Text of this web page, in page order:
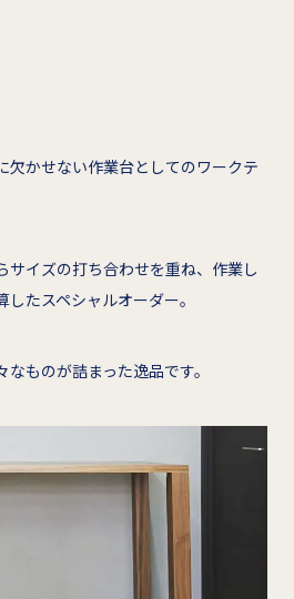
欠かせない作業台としてのワークテ
サイズの打ち合わせを重ね、作業し
たスペシャルオーダー。
ものが詰まった逸品です。